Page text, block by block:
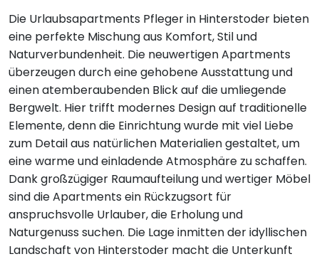
Die Urlaubsapartments Pfleger in Hinterstoder bieten
eine perfekte Mischung aus Komfort, Stil und
Naturverbundenheit. Die neuwertigen Apartments
überzeugen durch eine gehobene Ausstattung und
einen atemberaubenden Blick auf die umliegende
Bergwelt. Hier trifft modernes Design auf traditionelle
Elemente, denn die Einrichtung wurde mit viel Liebe
zum Detail aus natürlichen Materialien gestaltet, um
eine warme und einladende Atmosphäre zu schaffen.
Dank großzügiger Raumaufteilung und wertiger Möbel
sind die Apartments ein Rückzugsort für
anspruchsvolle Urlauber, die Erholung und
Naturgenuss suchen. Die Lage inmitten der idyllischen
Landschaft von Hinterstoder macht die Unterkunft